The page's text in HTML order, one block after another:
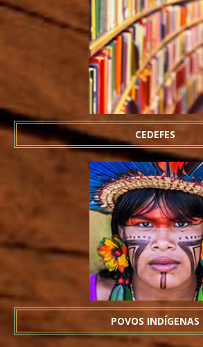
CEDEFES
POVOS INDÍGENAS